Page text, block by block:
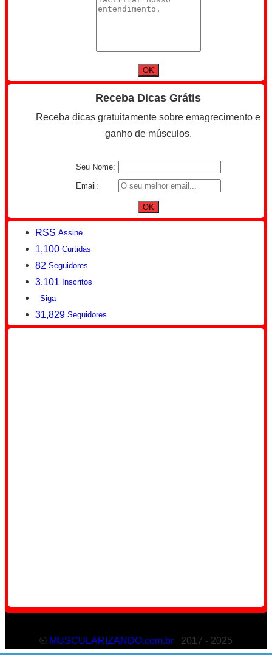
Receba Dicas Grátis
Receba dicas gratuitamente sobre emagrecimento e
ganho de músculos.
Seu Nome:
Email:
RSS Assine
1,100 Curtidas
82 Seguidores
3,101 Inscritos
Siga
31,829 Seguidores
® MUSCULARIZANDO.com.br 2017 - 2025